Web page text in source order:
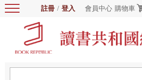
註冊 / 登入 會員中心 購物車